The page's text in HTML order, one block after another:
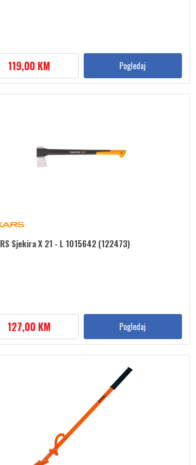
119,00 KM Pogledaj
Sjekira X 21 - L 1015642 (122473)
127,00 KM Pogledaj